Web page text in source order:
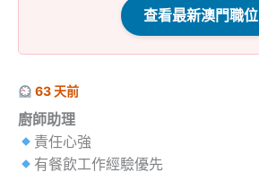
查看最新澳門職位
63 天前
廚師助理
責任心強
有餐飲工作經驗優先